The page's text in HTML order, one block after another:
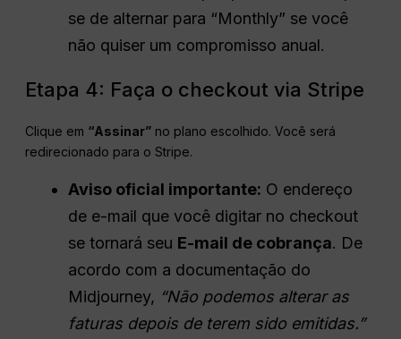
se de alternar para “Monthly” se você
não quiser um compromisso anual.
Etapa 4: Faça o checkout via Stripe
Clique em “Assinar” no plano escolhido. Você será
redirecionado para o Stripe.
Aviso oficial importante: O endereço
de e-mail que você digitar no checkout
se tornará seu E-mail de cobrança. De
acordo com a documentação do
Midjourney, “Não podemos alterar as
faturas depois de terem sido emitidas.”